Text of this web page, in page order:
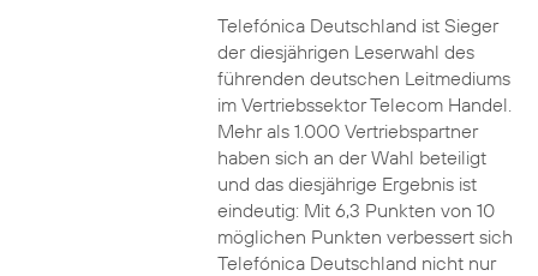
Telefónica Deutschland ist Sieger
der diesjährigen Leserwahl des
führenden deutschen Leitmediums
im Vertriebssektor Telecom Handel.
Mehr als 1.000 Vertriebspartner
haben sich an der Wahl beteiligt
und das diesjährige Ergebnis ist
eindeutig: Mit 6,3 Punkten von 10
möglichen Punkten verbessert sich
Telefónica Deutschland nicht nur